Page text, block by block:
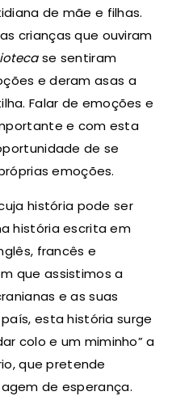
de mãe e filhas.
crianças que ouviram
se sentiram
e deram asas a
Falar de emoções e
e com esta
de se
emoções.
história pode ser
história escrita em
francês e
que assistimos a
e as suas
esta história surge
colo e um miminho” a
que pretende
de esperança.